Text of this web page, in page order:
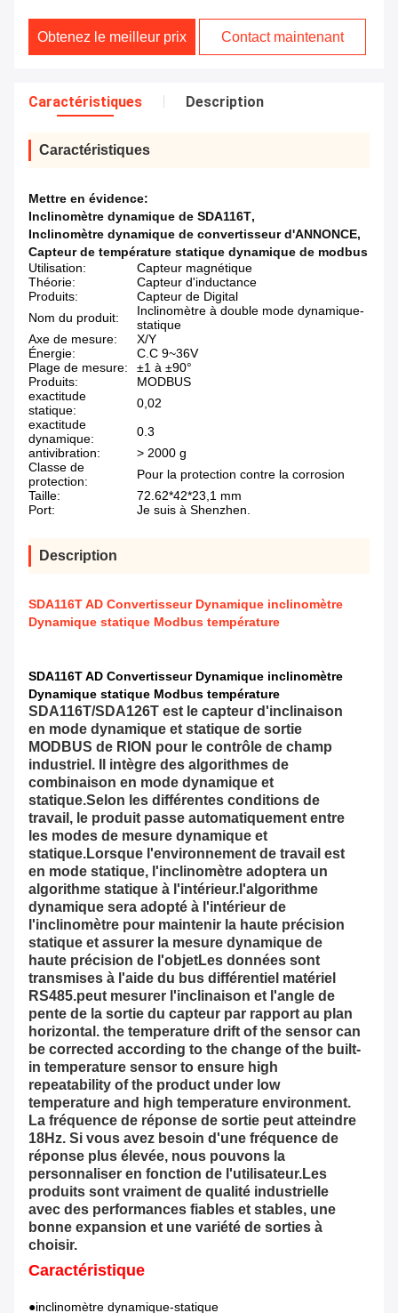
Obtenez le meilleur prix Contact maintenant
Caractéristiques Description
Caractéristiques
Mettre en évidence:
Inclinomètre dynamique de SDA116T,
Inclinomètre dynamique de convertisseur d'ANNONCE,
Capteur de température statique dynamique de modbus
Utilisation:
Capteur magnétique
Théorie:
Capteur d'inductance
Produits:
Capteur de Digital
Nom du produit:
Inclinomètre à double mode dynamique-
statique
Axe de mesure:
X/Y
Énergie:
C.C 9~36V
Plage de mesure:
±1 à ±90°
Produits:
MODBUS
exactitude
statique:
0,02
exactitude
dynamique:
0.3
antivibration:
> 2000 g
Classe de
protection:
Pour la protection contre la corrosion
Taille:
72.62*42*23,1 mm
Port:
Je suis à Shenzhen.
Description
SDA116T AD Convertisseur Dynamique inclinomètre
Dynamique statique Modbus température
SDA116T AD Convertisseur Dynamique inclinomètre
Dynamique statique Modbus température
SDA116T/SDA126T est le capteur d'inclinaison
en mode dynamique et statique de sortie
MODBUS de RION pour le contrôle de champ
industriel. Il intègre des algorithmes de
combinaison en mode dynamique et
statique.Selon les différentes conditions de
travail, le produit passe automatiquement entre
les modes de mesure dynamique et
statique.Lorsque l'environnement de travail est
en mode statique, l'inclinomètre adoptera un
algorithme statique à l'intérieur.l'algorithme
dynamique sera adopté à l'intérieur de
l'inclinomètre pour maintenir la haute précision
statique et assurer la mesure dynamique de
haute précision de l'objetLes données sont
transmises à l'aide du bus différentiel matériel
RS485.peut mesurer l'inclinaison et l'angle de
pente de la sortie du capteur par rapport au plan
horizontal. the temperature drift of the sensor can
be corrected according to the change of the built-
in temperature sensor to ensure high
repeatability of the product under low
temperature and high temperature environment.
La fréquence de réponse de sortie peut atteindre
18Hz. Si vous avez besoin d'une fréquence de
réponse plus élevée, nous pouvons la
personnaliser en fonction de l'utilisateur.Les
produits sont vraiment de qualité industrielle
avec des performances fiables et stables, une
bonne expansion et une variété de sorties à
choisir.
Caractéristique
●inclinomètre dynamique-statique